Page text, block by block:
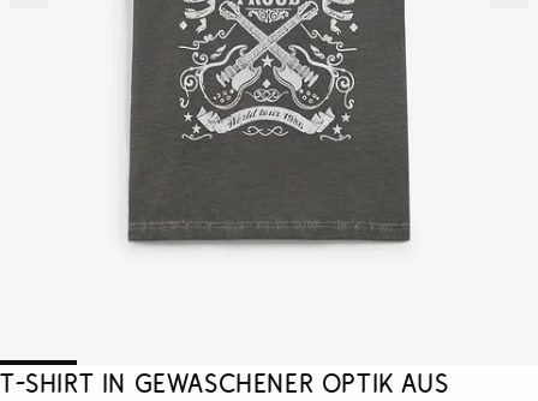
T-Shirt in gewaschener Optik aus